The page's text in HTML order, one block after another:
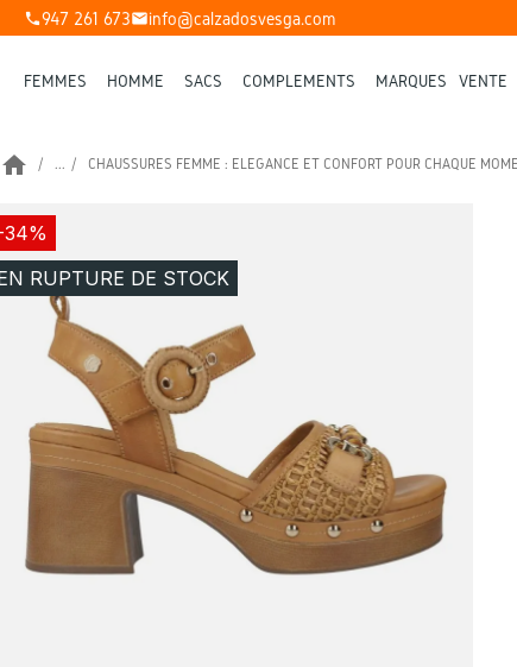
phone947 261 673mailinfo@calzadosvesga.com
FEMMES HOMME SACS COMPLÉMENTS MARQUES VENTE
home ... CHAUSSURES FEMME : ÉLÉGANCE ET CONFORT POUR CHAQUE
RUPTURE DE STOCK